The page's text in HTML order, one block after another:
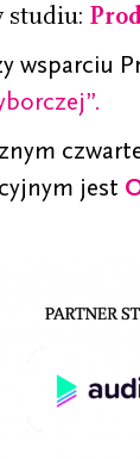
studiu:
wsparciu
jest